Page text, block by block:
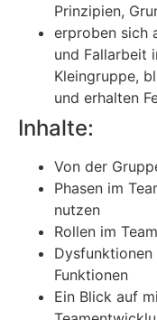
Prinzipien,
erproben sich
und Fallarbeit
Kleingruppe,
und erhalten
Inhalte:
Von der
Phasen im
nutzen
Rollen im
Dysfunktionen
Funktionen
Ein Blick auf